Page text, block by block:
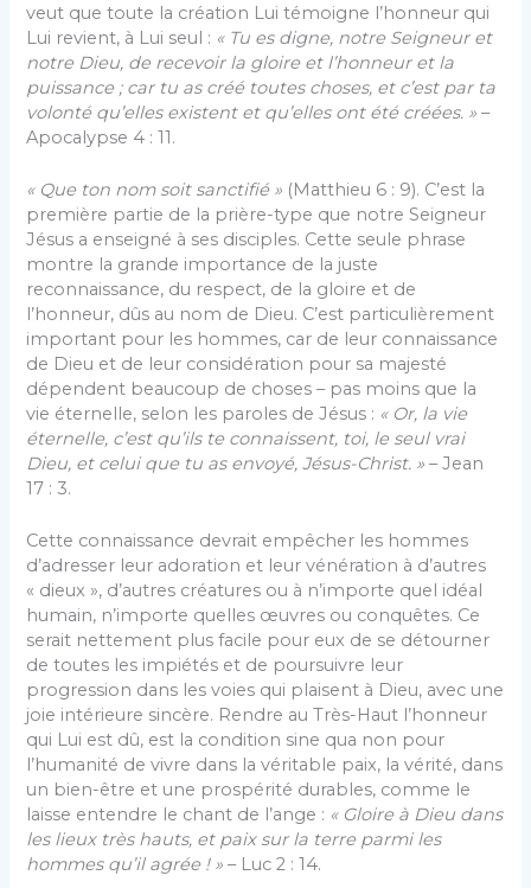
veut que toute la création Lui témoigne l’honneur qui
Lui revient, à Lui seul : « Tu es digne, notre Seigneur et
notre Dieu, de recevoir la gloire et l’honneur et la
puissance ; car tu as créé toutes choses, et c’est par ta
volonté qu’elles existent et qu’elles ont été créées. » –
Apocalypse 4 : 11.
« Que ton nom soit sanctifié » (Matthieu 6 : 9). C’est la
première partie de la prière-type que notre Seigneur
Jésus a enseigné à ses disciples. Cette seule phrase
montre la grande importance de la juste
reconnaissance, du respect, de la gloire et de
l’honneur, dûs au nom de Dieu. C’est particulièrement
important pour les hommes, car de leur connaissance
de Dieu et de leur considération pour sa majesté
dépendent beaucoup de choses – pas moins que la
vie éternelle, selon les paroles de Jésus : « Or, la vie
éternelle, c’est qu’ils te connaissent, toi, le seul vrai
Dieu, et celui que tu as envoyé, Jésus-Christ. » – Jean
17 : 3.
Cette connaissance devrait empêcher les hommes
d’adresser leur adoration et leur vénération à d’autres
« dieux », d’autres créatures ou à n’importe quel idéal
humain, n’importe quelles œuvres ou conquêtes. Ce
serait nettement plus facile pour eux de se détourner
de toutes les impiétés et de poursuivre leur
progression dans les voies qui plaisent à Dieu, avec une
joie intérieure sincère. Rendre au Très-Haut l’honneur
qui Lui est dû, est la condition sine qua non pour
l’humanité de vivre dans la véritable paix, la vérité, dans
un bien-être et une prospérité durables, comme le
laisse entendre le chant de l’ange : « Gloire à Dieu dans
les lieux très hauts, et paix sur la terre parmi les
hommes qu’il agrée ! » – Luc 2 : 14.